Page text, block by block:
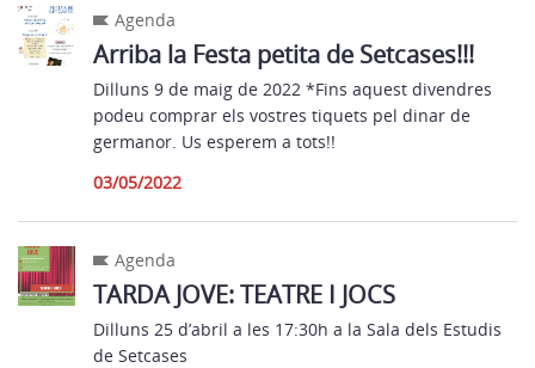
Agenda
Arriba la Festa petita de Setcases!!!
Dilluns 9 de maig de 2022 *Fins aquest divendres
podeu comprar els vostres tiquets pel dinar de
germanor. Us esperem a tots!!
03/05/2022
Agenda
TARDA JOVE: TEATRE I JOCS
Dilluns 25 d’abril a les 17:30h a la Sala dels Estudis
de Setcases